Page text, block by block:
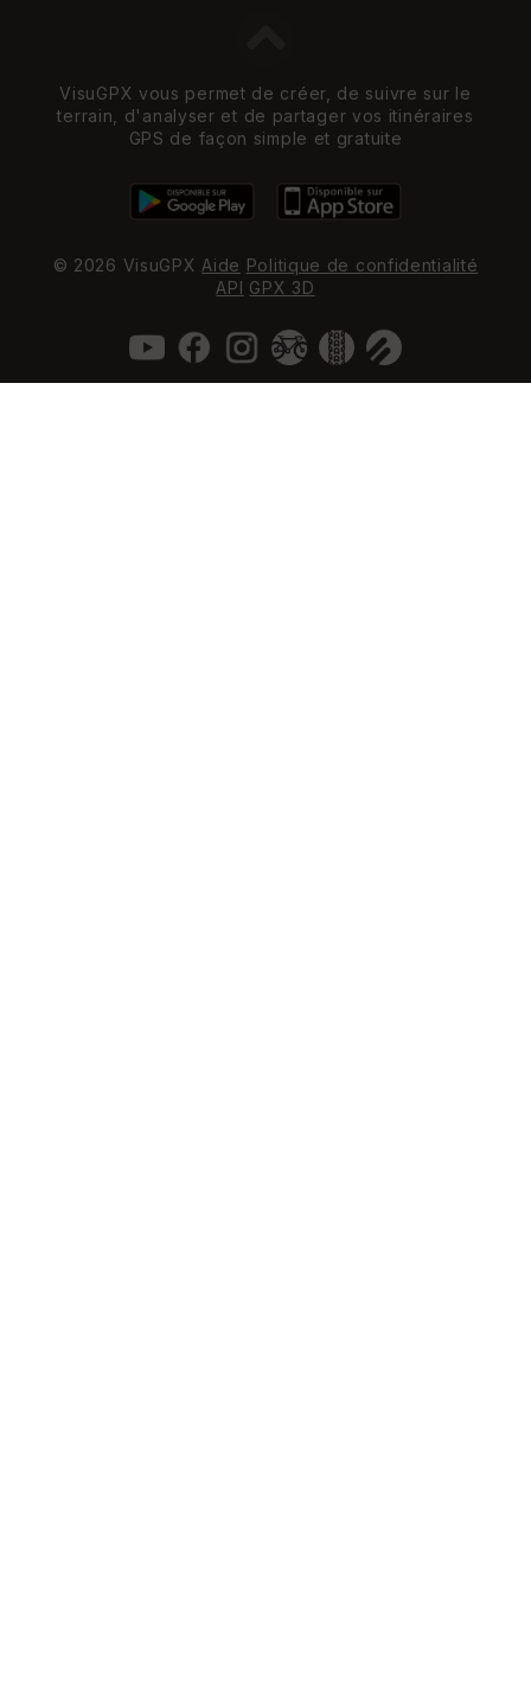
VisuGPX vous permet de créer, de suivre sur le
terrain, d'analyser et de partager vos itinéraires
GPS de façon simple et gratuite
© 2026 VisuGPX Aide Politique de confidentialité
API GPX 3D